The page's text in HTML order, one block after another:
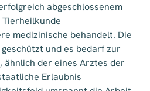
abgeschlossenem
medizinische behandelt. Die
und es bedarf zur
ähnlich der eines Arztes der
Erlaubnis